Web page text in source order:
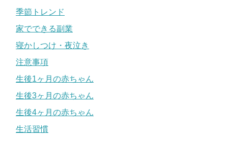
季節トレンド
家でできる副業
寝かしつけ・夜泣き
注意事項
生後1ヶ月の赤ちゃん
生後3ヶ月の赤ちゃん
生後4ヶ月の赤ちゃん
生活習慣